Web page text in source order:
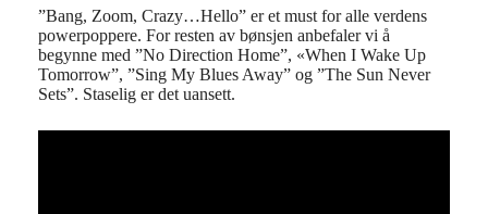
”Bang, Zoom, Crazy…Hello” er et must for alle verdens
powerpoppere. For resten av bønsjen anbefaler vi å
begynne med ”No Direction Home”, «When I Wake Up
Tomorrow”, ”Sing My Blues Away” og ”The Sun Never
Sets”. Staselig er det uansett.